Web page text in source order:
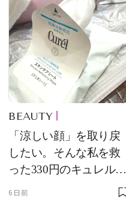
BEAUTY
「涼しい顔」を取り戻
したい。そんな私を救
った330円のキュレル名
6日前